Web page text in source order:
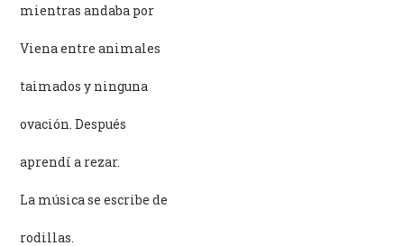
mientras andaba por
Viena entre animales
taimados y ninguna
ovación. Después
aprendí a rezar.
La música se escribe de
rodillas.